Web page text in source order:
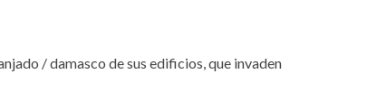
/ damasco de sus edificios, que invaden